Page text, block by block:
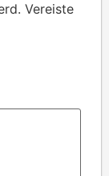
Vereiste